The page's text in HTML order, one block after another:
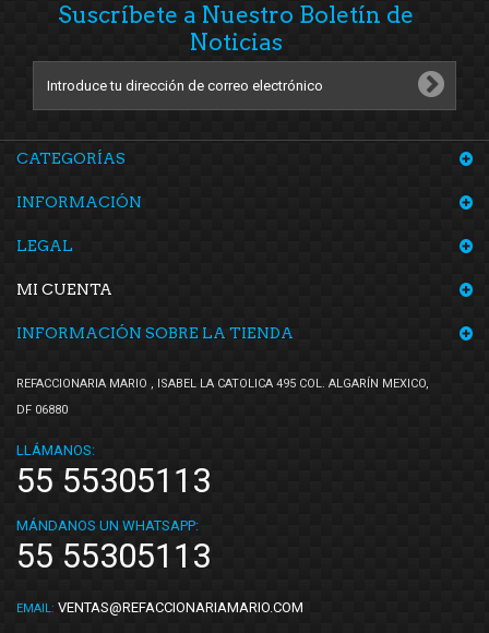
Suscríbete a Nuestro Boletín de
Noticias
CATEGORÍAS
INFORMACIÓN
LEGAL
MI CUENTA
INFORMACIÓN SOBRE LA TIENDA
REFACCIONARIA MARIO , ISABEL LA CATOLICA 495 COL. ALGARÍN MEXICO,
DF 06880
LLÁMANOS:
55 55305113
MÁNDANOS UN WHATSAPP:
55 55305113
EMAIL: VENTAS@REFACCIONARIAMARIO.COM